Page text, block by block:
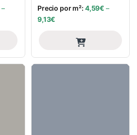
–
Precio por m²: 4,59€ –
9,13€